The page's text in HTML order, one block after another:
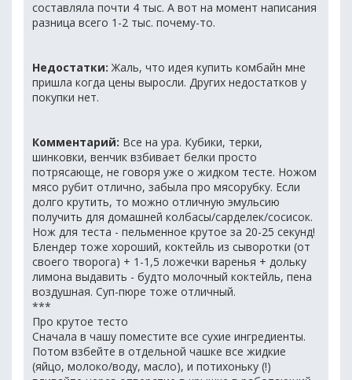
составляла почти 4 тыс. А вот на момент написания
разница всего 1-2 тыс. почему-то.
Недостатки: Жаль, что идея купить комбайн мне
пришла когда цены выросли. Других недостатков у
покупки нет.
Комментарий: Все на ура. Кубики, терки,
шинковки, венчик взбивает белки просто
потрясающе, не говоря уже о жидком тесте. Ножом
мясо рубит отлично, забыла про мясорубку. Если
долго крутить, то можно отличную эмульсию
получить для домашней колбасы/сарделек/сосисок.
Нож для теста - пельменное крутое за 20-25 секунд!
Блендер тоже хороший, коктейль из сыворотки (от
своего творога) + 1-1,5 ложечки варенья + дольку
лимона выдавить - будто молочный коктейль, пена
воздушная. Суп-пюре тоже отличный.
***
Про крутое тесто
Сначала в чашу поместите все сухие ингредиенты.
Потом взбейте в отдельной чашке все жидкие
(яйцо, молоко/воду, масло), и потихоньку (!)